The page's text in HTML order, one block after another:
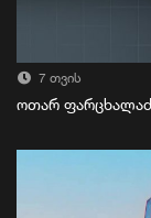
7 თვის
ოთარ